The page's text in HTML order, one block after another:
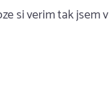
si verim tak jsem v